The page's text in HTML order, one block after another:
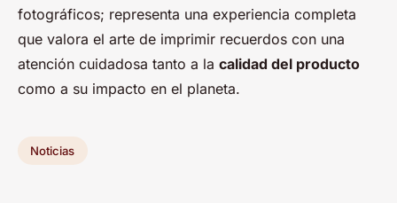
fotográficos; representa una experiencia completa
que valora el arte de imprimir recuerdos con una
atención cuidadosa tanto a la calidad del producto
como a su impacto en el planeta.
Noticias